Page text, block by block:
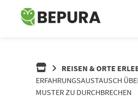
Springe
REISEN & ORTE
ERFAHRUNGSAUSTAUSCH
MUSTER ZU DURCHBRECHEN